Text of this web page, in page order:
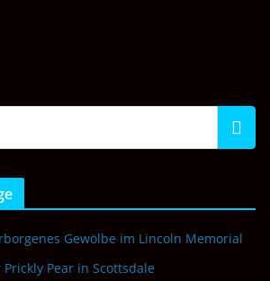
Gewölbe im Lincoln Memorial
Pear in Scottsdale